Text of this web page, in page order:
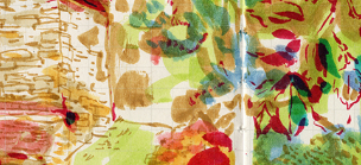
2025
LES CÉVENNES